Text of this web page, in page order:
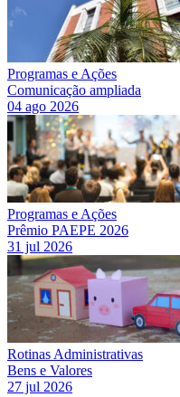
Programas e Ações
Comunicação ampliada
04 ago 2026
Programas e Ações
Prêmio PAEPE 2026
31 jul 2026
Rotinas Administrativas
Bens e Valores
27 jul 2026